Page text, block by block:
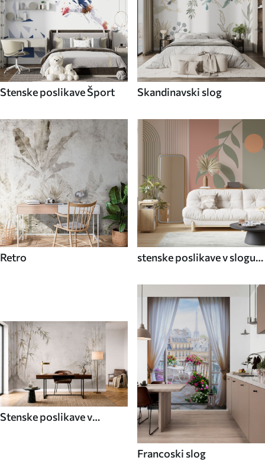
Stenske poslikave Šport Skandinavski slog
Retro
stenske poslikave v slogu
Stenske poslikave v
Francoski slog